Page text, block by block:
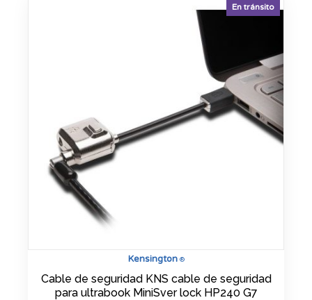
Kensington®
En tránsito
Cable de seguridad KNS cable de seguridad
para ultrabook MiniSver lock HP240 G7